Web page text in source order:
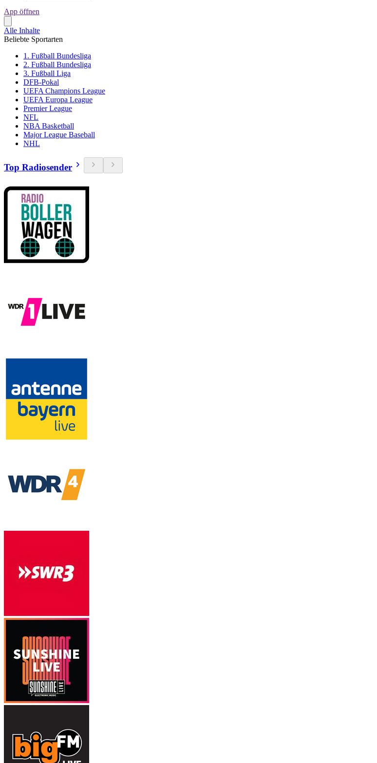
App öffnen
Alle Inhalte
Beliebte Sportarten
1. Fußball Bundesliga
2. Fußball Bundesliga
3. Fußball Liga
DFB-Pokal
UEFA Champions League
UEFA Europa League
Premier League
NFL
NBA Basketball
Major League Baseball
NHL
Top Radiosender